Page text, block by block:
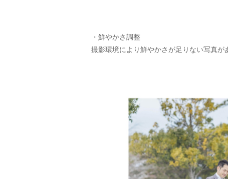
・鮮やかさ調整
撮影環境により鮮やかさが足りない写真